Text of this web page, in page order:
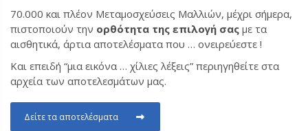
70.000 και πλέον Μεταμοσχεύσεις Μαλλιών, μέχρι σήμερα,
πιστοποιούν την ορθότητα της επιλογή σας με τα
αισθητικά, άρτια αποτελέσματα που … ονειρεύεστε !
Και επειδή “μια εικόνα … χίλιες λέξεις” περιηγηθείτε στα
αρχεία των αποτελεσμάτων μας.
Δείτε τα αποτελέσματα